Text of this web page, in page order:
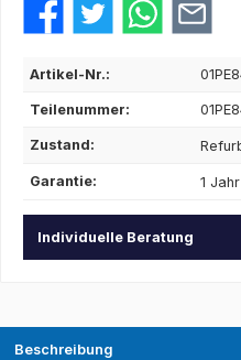
Artikel-Nr.:
Teilenummer:
Zustand:
Garantie: 1
Individuelle Beratung
Beschreibung